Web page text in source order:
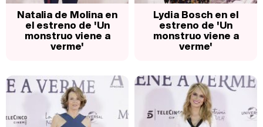
Natalia de Molina en
el estreno de 'Un
monstruo viene a
verme'
Lydia Bosch en el
estreno de 'Un
monstruo viene a
verme'